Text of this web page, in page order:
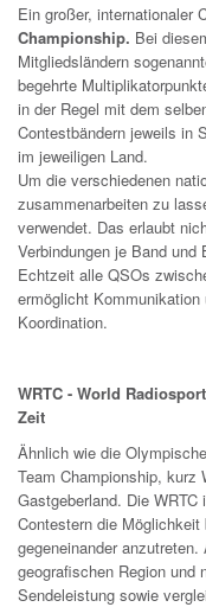
Ein großer, internationaler
Championship. Bei
Mitgliedsländern
begehrte
in der Regel mit dem
Contestbändern jeweils in
im jeweiligen Land.
Um die verschiedenen
zusammenarbeiten zu
verwendet. Das erlaubt
Verbindungen je Band
Echtzeit alle QSOs
ermöglicht
Koordination.
WRTC - World
Zeit
Ähnlich wie die
Team Championship, kurz
Gastgeberland. Die
Contestern die
gegeneinander
geografischen Region und
Sendeleistung sowie